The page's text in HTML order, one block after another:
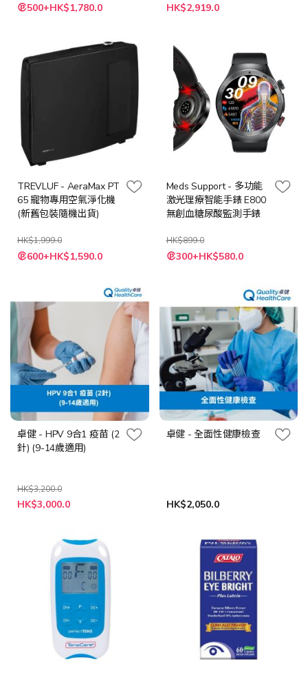
特
殊 500+HK$1,780.0
特
殊
HK$2,919.0
TREVLUF - AeraMax PT
65 寵物專用空氣淨化機
(新舊包裝隨機出貨)
HK$1,999.0
特
殊 600+HK$1,590.0
Meds Support - 多功能
激光理療智能手錶 E800
無創血糖尿酸監測手錶
HK$899.0
特
殊 300+HK$580.0
卓健 - HPV 9合1 疫苗 (2
針) (9-14歲適用)
HK$3,200.0
特
殊
HK$3,000.0
卓健 - 全面性健康檢查
HK$2,050.0